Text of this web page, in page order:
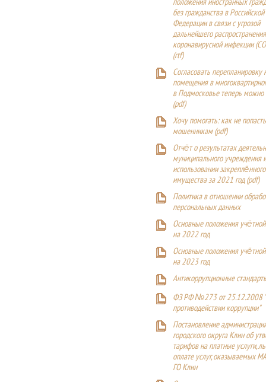
положения иностранных
без гражданства в Российской
Федерации в связи с угрозой
дальнейшего
коронавирусной инфекции
(rtf)
Согласовать перепланировку
помещения в
в Подмосковье теперь можно
(pdf)
Хочу помогать: как не
мошенникам (pdf)
Отчёт о результатах
муниципального учреждения
использовании
имущества за 2021 год (pdf)
Политика в отношении
персональных данных
Основные положения
на 2022 год
Основные положения
на 2023 год
Антикоррупционные
ФЗ РФ №273 от 25.12.2008
противодействии коррупции"
Постановление
городского округа Клин об
тарифов на платные услуги,
оплате услуг, оказываемых
ГО Клин